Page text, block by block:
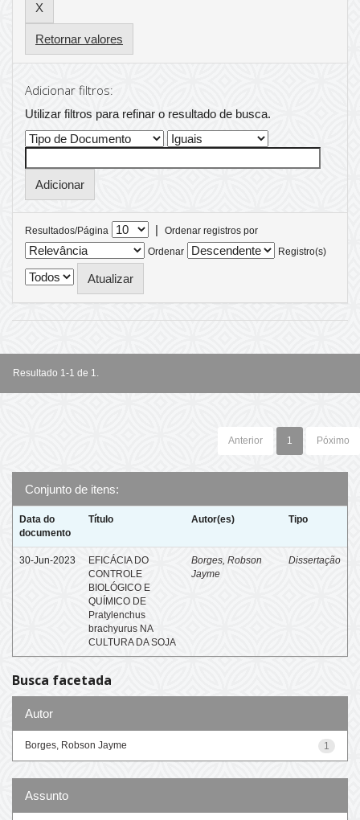
Retornar valores
Adicionar filtros:
Utilizar filtros para refinar o resultado de busca.
Resultados/Página |
Ordenar registros por
Ordenar
Registro(s)
Resultado 1-1 de 1.
Anterior 1 Póximo
Conjunto de itens:
Data do
documento
Título Autor(es) Tipo
30-Jun-2023
EFICÁCIA DO
CONTROLE
BIOLÓGICO E
QUÍMICO DE
Pratylenchus
brachyurus NA
CULTURA DA SOJA
Borges, Robson
Jayme
Dissertação
Busca facetada
Autor
1
Borges, Robson Jayme
Assunto